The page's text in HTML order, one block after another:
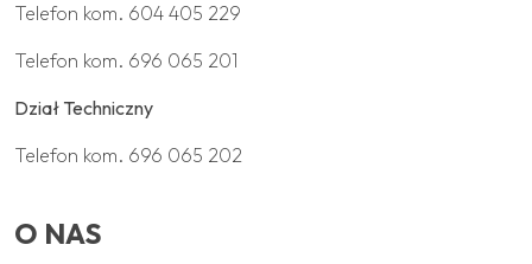
Telefon kom. 604 405 229
Telefon kom. 696 065 201
Dział Techniczny
Telefon kom. 696 065 202
O NAS